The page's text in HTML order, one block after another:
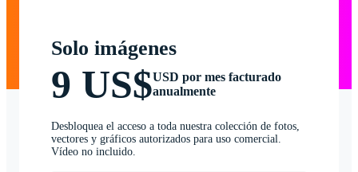
Solo imágenes
9 US$USD por mes facturado
anualmente
Desbloquea el acceso a toda nuestra colección de fotos,
vectores y gráficos autorizados para uso comercial.
Vídeo no incluido.